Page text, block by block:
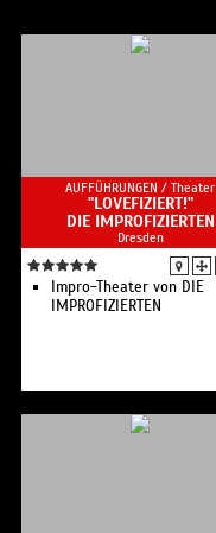
AUFFÜHRUNGEN / Theater
"LOVEFIZIERT!"
DIE IMPROFIZIERTEN
Dresden
Impro-Theater von DIE
IMPROFIZIERTEN